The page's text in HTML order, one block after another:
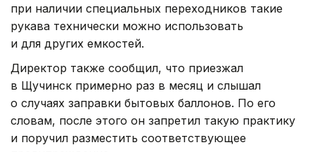
при наличии специальных переходников такие
рукава технически можно использовать
и для других емкостей.
Директор также сообщил, что приезжал
в Щучинск примерно раз в месяц и слышал
о случаях заправки бытовых баллонов. По его
словам, после этого он запретил такую практику
и поручил разместить соответствующее